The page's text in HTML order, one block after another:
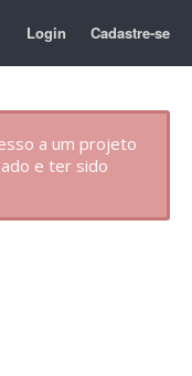
Login Cadastre-se
a um projeto
e ter sido